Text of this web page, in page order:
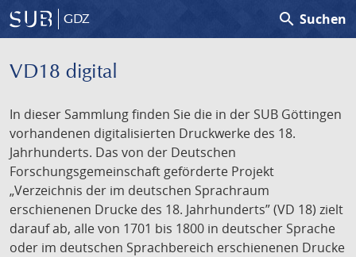
GDZ search Suchen
VD18 digital
In dieser Sammlung finden Sie die in der SUB Göttingen
vorhandenen digitalisierten Druckwerke des 18.
Jahrhunderts. Das von der Deutschen
Forschungsgemeinschaft geförderte Projekt
„Verzeichnis der im deutschen Sprachraum
erschienenen Drucke des 18. Jahrhunderts” (VD 18) zielt
darauf ab, alle von 1701 bis 1800 in deutscher Sprache
oder im deutschen Sprachbereich erschienenen Drucke